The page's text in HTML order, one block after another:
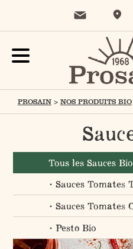
PROSAIN > NOS PRODUITS BIO
Tous les Sauces Bio
Sauces Tomates
Sauces
Pesto Bio